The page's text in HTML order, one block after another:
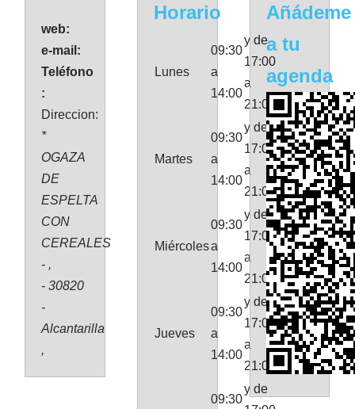
web:
e-mail:
Teléfono
:
Direccion:
*
OGAZA
DE
ESPELTA
CON
CEREALES
- ,
- 30820
-
Alcantarilla
,
Horario
Lunes
09:30
a
14:00
y de
17:00
a
21:00
Martes
09:30
a
14:00
y de
17:00
a
21:00
Miércoles
09:30
a
14:00
y de
17:00
a
21:00
Jueves
09:30
a
14:00
y de
17:00
a
21:00
09:30
y de
Añádeme
a tu
agenda